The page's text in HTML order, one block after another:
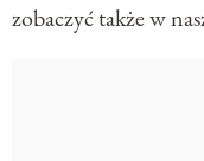
zobaczyć także w